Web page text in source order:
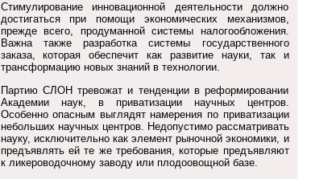
Стимулирование инновационной деятельности должно
достигаться при помощи экономических механизмов,
прежде всего, продуманной системы налогообложения.
Важна также разработка системы государственного
заказа, которая обеспечит как развитие науки, так и
трансформацию новых знаний в технологии.
Партию СЛОН тревожат и тенденции в реформировании
Академии наук, в приватизации научных центров.
Особенно опасным выглядят намерения по приватизации
небольших научных центров. Недопустимо рассматривать
науку, исключительно как элемент рыночной экономики, и
предъявлять ей те же требования, которые предъявляют
к ликероводочному заводу или плодоовощной базе.